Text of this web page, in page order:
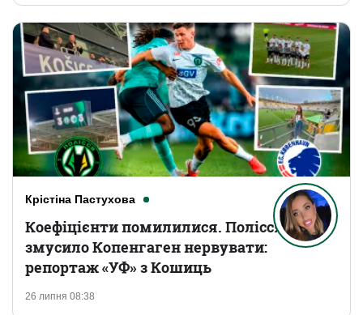
Крістіна Пастухова
26 липня 08:38
Коефіцієнти помилилися. Полісся
змусило Копенгаген нервувати:
репортаж «УФ» з Кошиць